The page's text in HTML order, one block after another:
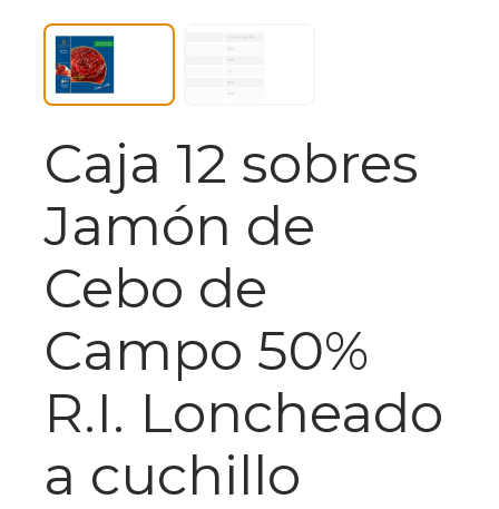
Caja 12 sobres
Jamón de
Cebo de
Campo 50%
R.I. Loncheado
a cuchillo